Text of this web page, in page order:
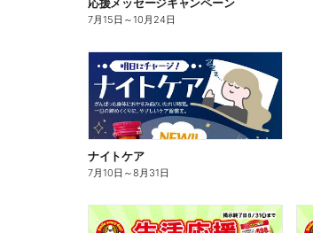
7月15日 ～10月24日
ナイトケア
7月10日 ～8月31日